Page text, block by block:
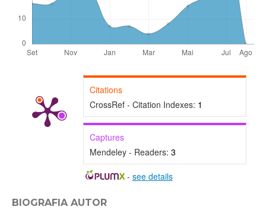
Citations
CrossRef - Citation Indexes: 1
Captures
Mendeley - Readers: 3
- see details
BIOGRAFIA AUTOR